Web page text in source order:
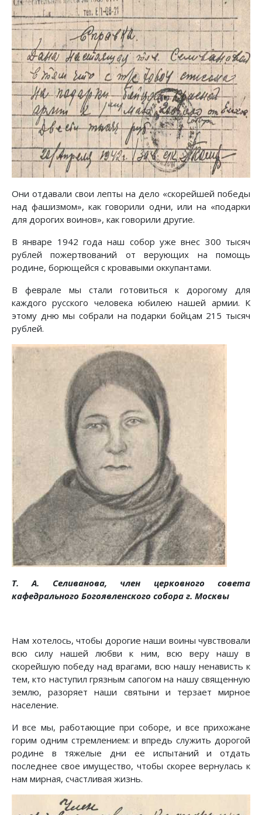
Они отдавали свои лепты на дело «скорейшей победы
над фашизмом», как говорили одни, или на «подарки
для дорогих воинов», как говорили другие.
В январе 1942 года наш собор уже внес 300 тысяч
рублей пожертвований от верующих на помощь
родине, борющейся с кровавыми оккупантами.
В феврале мы стали готовиться к дорогому для
каждого русского человека юбилею нашей армии. К
этому дню мы собрали на подарки бойцам 215 тысяч
рублей.
Т. А. Селиванова, член церковного совета
кафедрального Богоявленского собора г. Москвы
Нам хотелось, чтобы дорогие наши воины чувствовали
всю силу нашей любви к ним, всю веру нашу в
скорейшую победу над врагами, всю нашу ненависть к
тем, кто наступил грязным сапогом на нашу священную
землю, разоряет наши святыни и терзает мирное
население.
И все мы, работающие при соборе, и все прихожане
горим одним стремлением: и впредь служить дорогой
родине в тяжелые дни ее испытаний и отдать
последнее свое имущество, чтобы скорее вернулась к
нам мирная, счастливая жизнь.